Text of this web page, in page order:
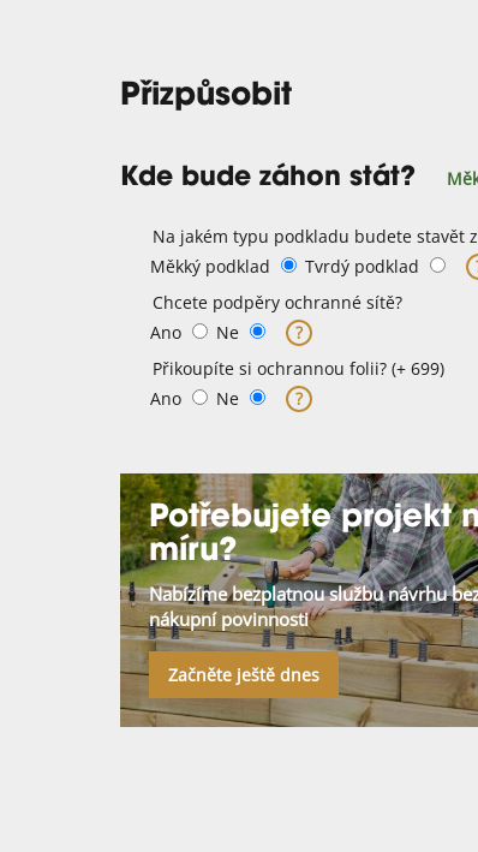
Přizpůsobit
Kde bude záhon stát?
Na jakém typu podkladu budete stavět
Měkký podklad
Tvrdý podklad
Chcete podpěry ochranné sítě?
Ano
Ne
?
Přikoupíte si ochrannou folii? (+ 699)
Ano
Ne ?
Potřebujete projekt
míru?
Nabízíme bezplatnou službu návrhu
nákupní povinnosti
Začněte ještě dnes